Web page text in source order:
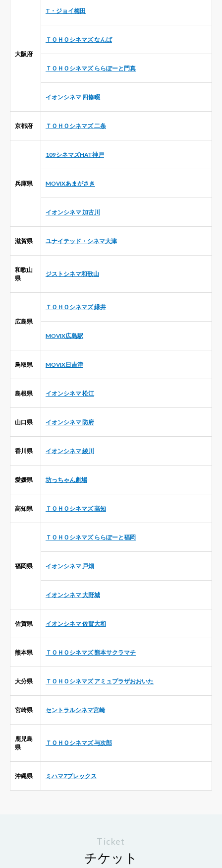
大阪府
T・ジョイ梅田
ＴＯＨＯシネマズ なんば
ＴＯＨＯシネマズ ららぽーと門真
イオンシネマ 四條畷
京都府 ＴＯＨＯシネマズ 二条
兵庫県
109シネマズHAT神戸
MOVIXあまがさき
イオンシネマ 加古川
滋賀県 ユナイテッド・シネマ大津
和歌山
県
ジストシネマ和歌山
広島県
ＴＯＨＯシネマズ 緑井
MOVIX広島駅
鳥取県 MOVIX日吉津
島根県 イオンシネマ 松江
山口県 イオンシネマ 防府
香川県 イオンシネマ 綾川
愛媛県 坊っちゃん劇場
高知県 ＴＯＨＯシネマズ 高知
福岡県
ＴＯＨＯシネマズ ららぽーと福岡
イオンシネマ 戸畑
イオンシネマ 大野城
佐賀県 イオンシネマ 佐賀大和
熊本県 ＴＯＨＯシネマズ 熊本サクラマチ
大分県 ＴＯＨＯシネマズ アミュプラザおおいた
宮崎県 セントラルシネマ宮崎
鹿児島
県
ＴＯＨＯシネマズ 与次郎
沖縄県 ミハマ7プレックス
Ticket
チケット